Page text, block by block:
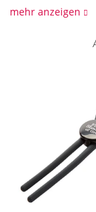
Nach dem
Was ist das
Die Penis-
Durchmesser
anpassen. Mit
Schieberegler
und bestimmst
Worauf muss
Schlaufe Cock &
Das Tragen der
mehr anzeigen